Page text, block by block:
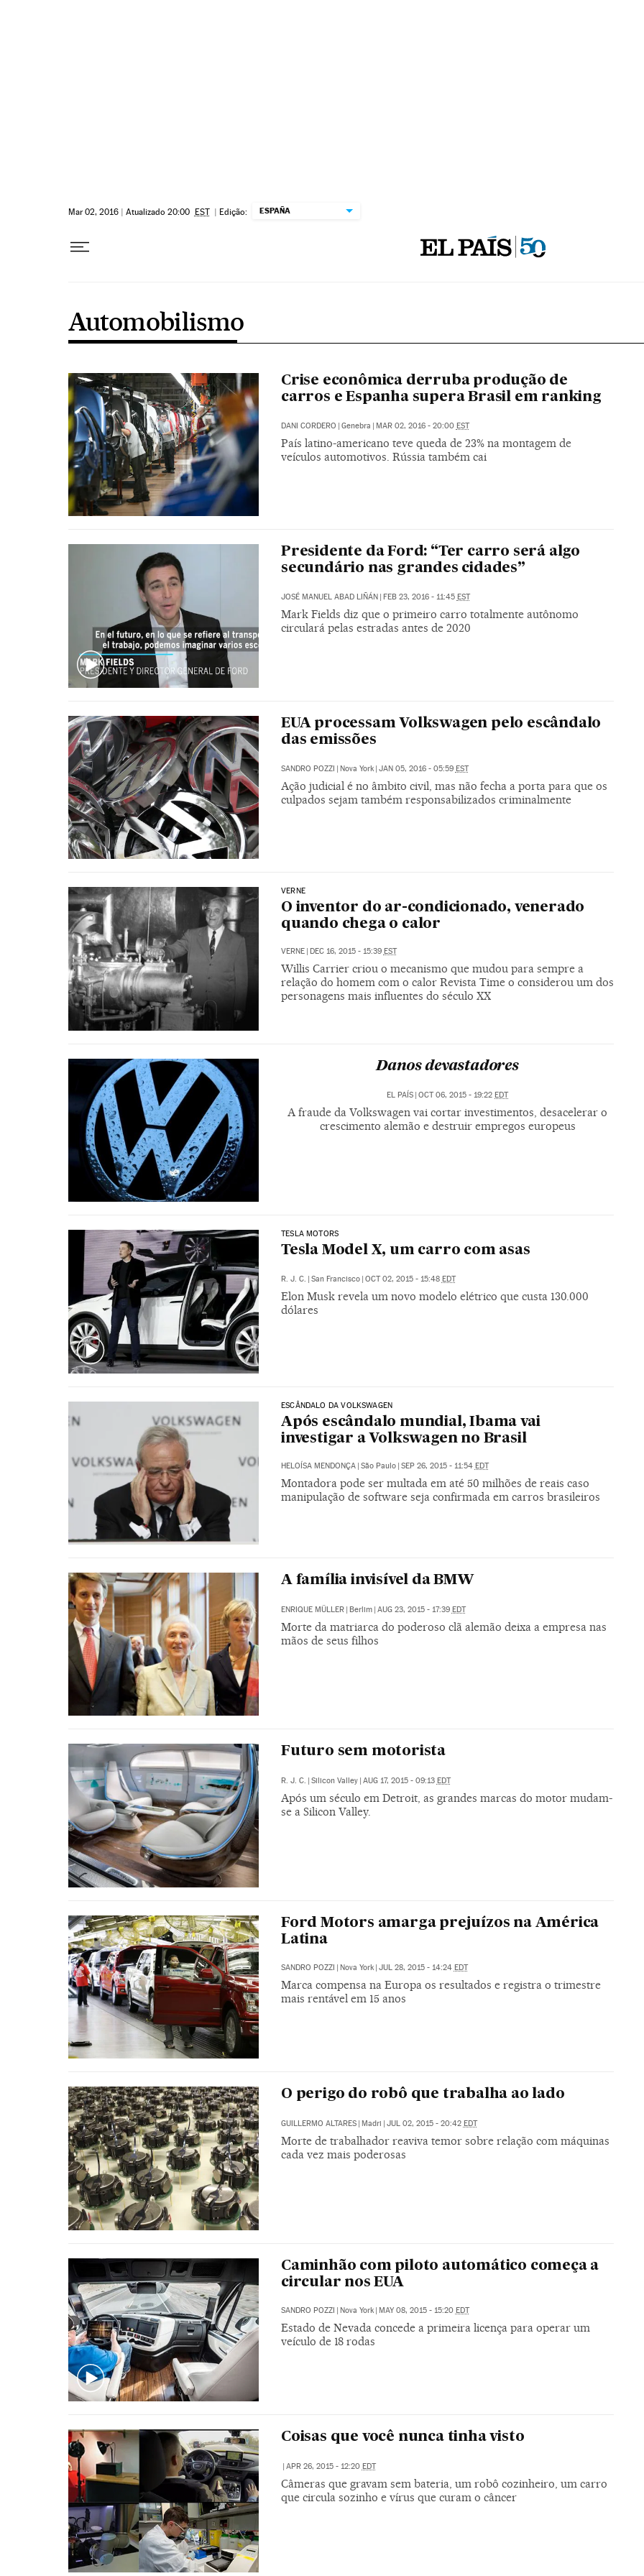
Mar 02, 2016 | Atualizado 20:00 EST | Edição: ESPAÑA
Automobilismo
Crise econômica derruba produção de
carros e Espanha supera Brasil em ranking
DANI CORDERO | Genebra | MAR 02, 2016 - 20:00 EST
País latino-americano teve queda de 23% na montagem de
veículos automotivos. Rússia também cai
Presidente da Ford: “Ter carro será algo
secundário nas grandes cidades”
JOSÉ MANUEL ABAD LIÑÁN FEB 23, 2016 - 11:45 EST
Mark Fields diz que o primeiro carro totalmente autônomo
circulará pelas estradas antes de 2020
EUA processam Volkswagen pelo escândalo
das emissões
SANDRO POZZI | Nova York | JAN 05, 2016 - 05:59 EST
Ação judicial é no âmbito civil, mas não fecha a porta para que os
culpados sejam também responsabilizados criminalmente
VERNE
O inventor do ar-condicionado, venerado
quando chega o calor
VERNE DEC 16, 2015 - 15:39 EST
Willis Carrier criou o mecanismo que mudou para sempre a
relação do homem com o calor Revista Time o considerou um dos
personagens mais influentes do século XX
Danos devastadores
EL PAÍS OCT 06, 2015 - 19:22 EDT
A fraude da Volkswagen vai cortar investimentos, desacelerar o
crescimento alemão e destruir empregos europeus
TESLA MOTORS
Tesla Model X, um carro com asas
R. J. C. | San Francisco | OCT 02, 2015 - 15:48 EDT
Elon Musk revela um novo modelo elétrico que custa 130.000
dólares
ESCÂNDALO DA VOLKSWAGEN
Após escândalo mundial, Ibama vai
investigar a Volkswagen no Brasil
HELOÍSA MENDONÇA São Paulo SEP 26, 2015 - 11:54 EDT
Montadora pode ser multada em até 50 milhões de reais caso
manipulação de software seja confirmada em carros brasileiros
A família invisível da BMW
ENRIQUE MÜLLER | Berlim | AUG 23, 2015 - 17:39 EDT
Morte da matriarca do poderoso clã alemão deixa a empresa nas
mãos de seus filhos
Futuro sem motorista
R. J. C. Silicon Valley AUG 17, 2015 - 09:13 EDT
Após um século em Detroit, as grandes marcas do motor mudam-
se a Silicon Valley.
Ford Motors amarga prejuízos na América
Latina
SANDRO POZZI Nova York JUL 28, 2015 - 14:24 EDT
Marca compensa na Europa os resultados e registra o trimestre
mais rentável em 15 anos
O perigo do robô que trabalha ao lado
GUILLERMO ALTARES | Madri | JUL 02, 2015 - 20:42 EDT
Morte de trabalhador reaviva temor sobre relação com máquinas
cada vez mais poderosas
Caminhão com piloto automático começa a
circular nos EUA
SANDRO POZZI Nova York MAY 08, 2015 - 15:20 EDT
Estado de Nevada concede a primeira licença para operar um
veículo de 18 rodas
Coisas que você nunca tinha visto
| APR 26, 2015 - 12:20 EDT
Câmeras que gravam sem bateria, um robô cozinheiro, um carro
que circula sozinho e vírus que curam o câncer